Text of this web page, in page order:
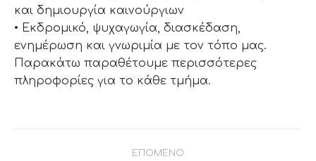
και δημιουργία καινούργιων
• Εκδρομικό, ψυχαγωγία, διασκέδαση,
ενημέρωση και γνωριμία με τον τόπο μας.
Παρακάτω παραθέτουμε περισσότερες
πληροφορίες για το κάθε τμήμα.
ΕΠΟΜΕΝΟ